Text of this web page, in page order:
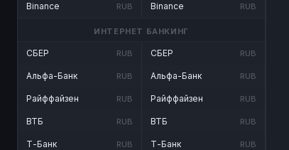
Binance RUB Binance RUB
ИНТЕРНЕТ БАНКИНГ
СБЕР RUB
Альфа-Банк RUB
Райффайзен RUB
ВТБ RUB
Т-Банк RUB
СБЕР RUB
Альфа-Банк RUB
Райффайзен RUB
ВТБ RUB
Т-Банк RUB